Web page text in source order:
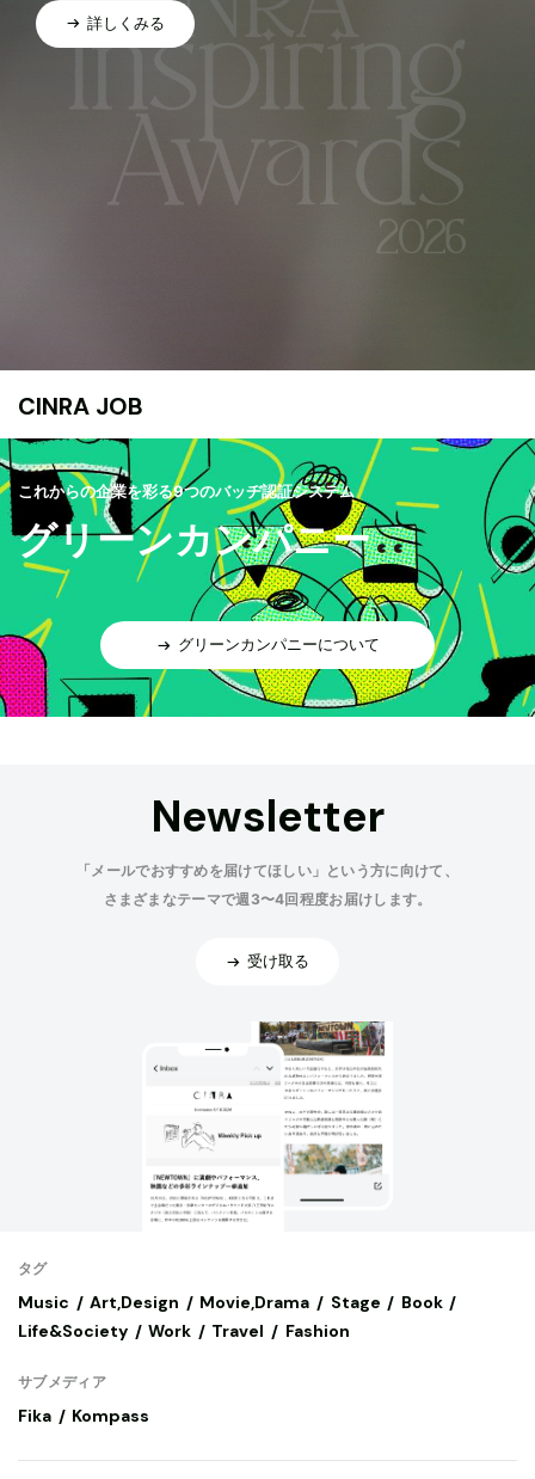
詳しくみる
CINRA JOB
これからの企業を彩る9つのバッヂ認証システム
グリーンカンパニー
グリーンカンパニーについて
Newsletter
「メールでおすすめを届けてほしい」という方に向けて、
さまざまなテーマで週3〜4回程度お届けします。
受け取る
タグ
Music Art,Design Movie,Drama Stage
Book
Life&Society
Work Travel Fashion
サブメディア
Fika Kompass